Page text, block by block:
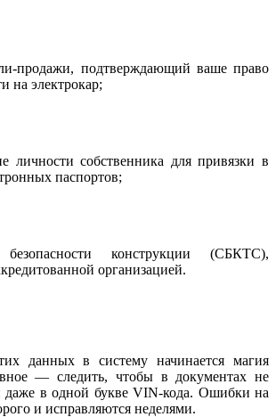
продажи, подтверждающий ваше право
на электрокар;
личности собственника для привязки в
паспортов;
безопасности конструкции (СБКТС),
организацией.
данных в систему начинается магия
— следить, чтобы в документах не
даже в одной букве VIN-кода. Ошибки на
и исправляются неделями.